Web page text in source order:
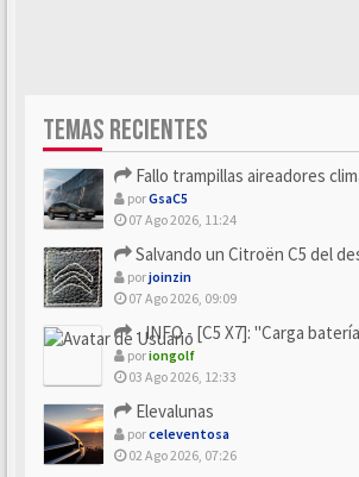
TEMAS RECIENTES
Fallo trampillas aireadores
porGsaC5
07 Ago 2026, 11:24
Salvando un Citroën C5 del desguace:
porjoinzin
07 Ago 2026, 09:09
- INFO - [C5 X7]: "Carga batería o
poriongolf
03 Ago 2026, 12:33
Elevalunas
porceleventosa
02 Ago 2026, 07:26